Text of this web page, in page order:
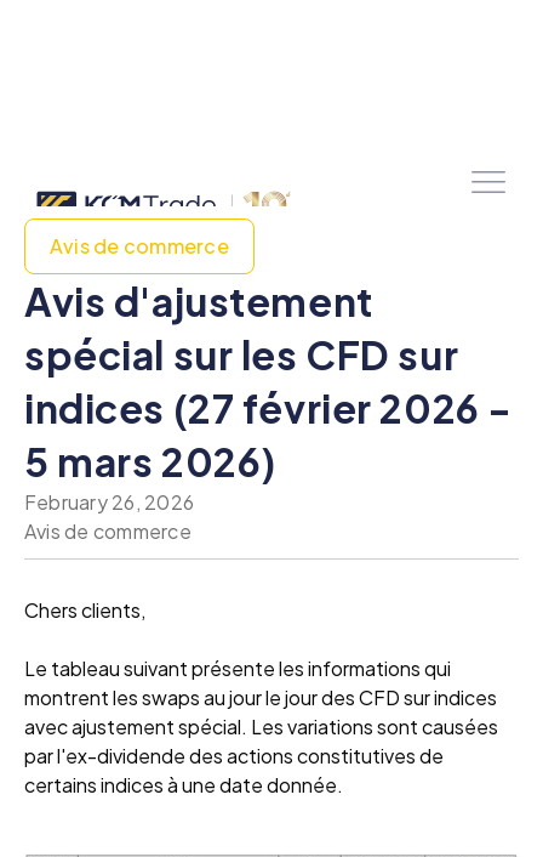
Avis de commerce
Avis d'ajustement
spécial sur les CFD sur
indices (27 février 2026 -
5 mars 2026)
February 26, 2026
Avis de commerce
Chers clients,
Le tableau suivant présente les informations qui
montrent les swaps au jour le jour des CFD sur indices
avec ajustement spécial. Les variations sont causées
par l'ex-dividende des actions constitutives de
certains indices à une date donnée.